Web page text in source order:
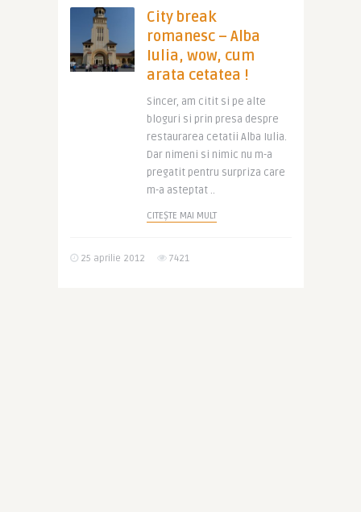
City break
romanesc – Alba
Iulia, wow, cum
arata cetatea !
Sincer, am citit si pe alte
bloguri si prin presa despre
restaurarea cetatii Alba Iulia.
Dar nimeni si nimic nu m-a
pregatit pentru surpriza care
m-a asteptat ..
CITEȘTE MAI MULT
25 aprilie 2012 7421